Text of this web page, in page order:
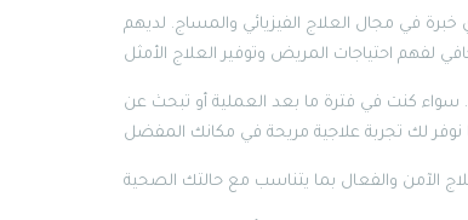
في مجال العلاج الفيزيائي والمساج. لديهم
سواء كنت في فترة ما بعد العملية أو تبحث عن